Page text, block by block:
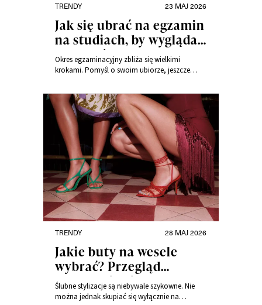
TRENDY 23 MAJ 2026
Jak się ubrać na egzamin
na studiach, by wyglądać
schludnie?
Okres egzaminacyjny zbliża się wielkimi
krokami. Pomyśl o swoim ubiorze, jeszcze
komfortowo podczas każdego egzaminu warto
być podwójnie przygotowaną – w zakresie
omawianego materiału i… stylizacji! Sprawdź,
co warto założyć! Tagi: Kobiece stylizacje,
Sukienki - porady i stylizacje
TRENDY 28 MAJ 2026
Jakie buty na wesele
wybrać? Przegląd
eleganckich i wygodnych
par
Ślubne stylizacje są niebywale szykowne. Nie
można jednak skupiać się wyłącznie na